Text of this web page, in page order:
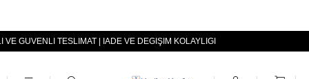
+90 (0553) 694 94 70
GÜVENLİ TESLİMAT | İADE VE DEĞİŞİM KOLAYLIĞI